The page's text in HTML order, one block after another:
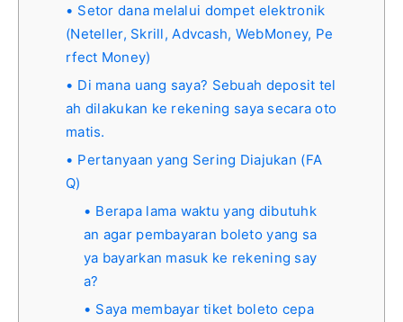
Setor dana melalui dompet elektronik
(Neteller, Skrill, Advcash, WebMoney, Pe
rfect Money)
Di mana uang saya? Sebuah deposit tel
ah dilakukan ke rekening saya secara oto
matis.
Pertanyaan yang Sering Diajukan (FA
Q)
Berapa lama waktu yang dibutuhk
an agar pembayaran boleto yang sa
ya bayarkan masuk ke rekening say
a?
Saya membayar tiket boleto cepa